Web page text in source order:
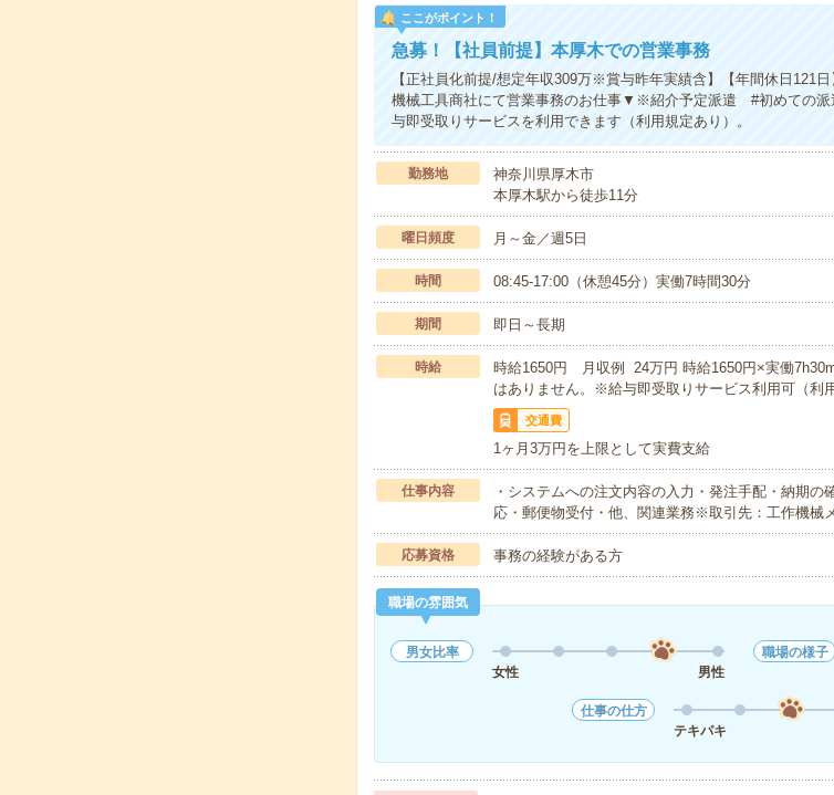
ここがポイント！
急募！【社員前提】本厚木での営業事務
【正社員化前提/想定年収309万※賞与昨年実績含】【年間休日121
機械工具商社にて営業事務のお仕事▼※紹介予定派遣 #初めての
与即受取りサービスを利用できます（利用規定あり）。
勤務地
神奈川県厚木市
本厚木駅から徒歩11分
曜日頻度 月～金／週5日
時間 08:45-17:00（休憩45分）実働7時間30分
期間 即日～長期
時給
時給1650円 月収例 24万円 時給1650円×実働
はありません。※給与即受取りサービス利用可（利
交通費
1ヶ月3万円を上限として実費支給
仕事内容
・システムへの注文内容の入力・発注手配・納期
応・郵便物受付・他、関連業務※取引先：工作機械
応募資格 事務の経験がある方
職場の雰囲気
男女比率
女性
男性
職場の様子
仕事の仕方
テキパキ